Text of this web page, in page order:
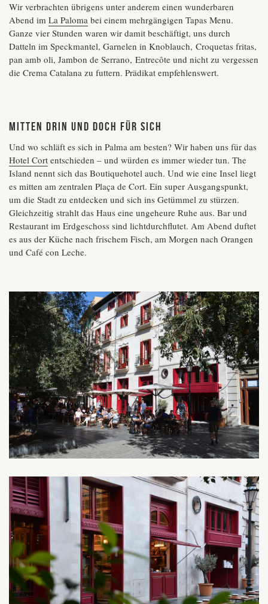
Wir verbrachten übrigens unter anderem einen wunderbaren
Abend im La Paloma bei einem mehrgängigen Tapas Menu.
Ganze vier Stunden waren wir damit beschäftigt, uns durch
Datteln im Speckmantel, Garnelen in Knoblauch, Croquetas fritas,
pan amb oli, Jambon de Serrano, Entrecôte und nicht zu vergessen
die Crema Catalana zu futtern. Prädikat empfehlenswert.
Mitten drin und doch für sich
Und wo schläft es sich in Palma am besten? Wir haben uns für das
Hotel Cort entschieden – und würden es immer wieder tun. The
Island nennt sich das Boutiquehotel auch. Und wie eine Insel liegt
es mitten am zentralen Plaça de Cort. Ein super Ausgangspunkt,
um die Stadt zu entdecken und sich ins Getümmel zu stürzen.
Gleichzeitig strahlt das Haus eine ungeheure Ruhe aus. Bar und
Restaurant im Erdgeschoss sind lichtdurchflutet. Am Abend duftet
es aus der Küche nach frischem Fisch, am Morgen nach Orangen
und Café con Leche.